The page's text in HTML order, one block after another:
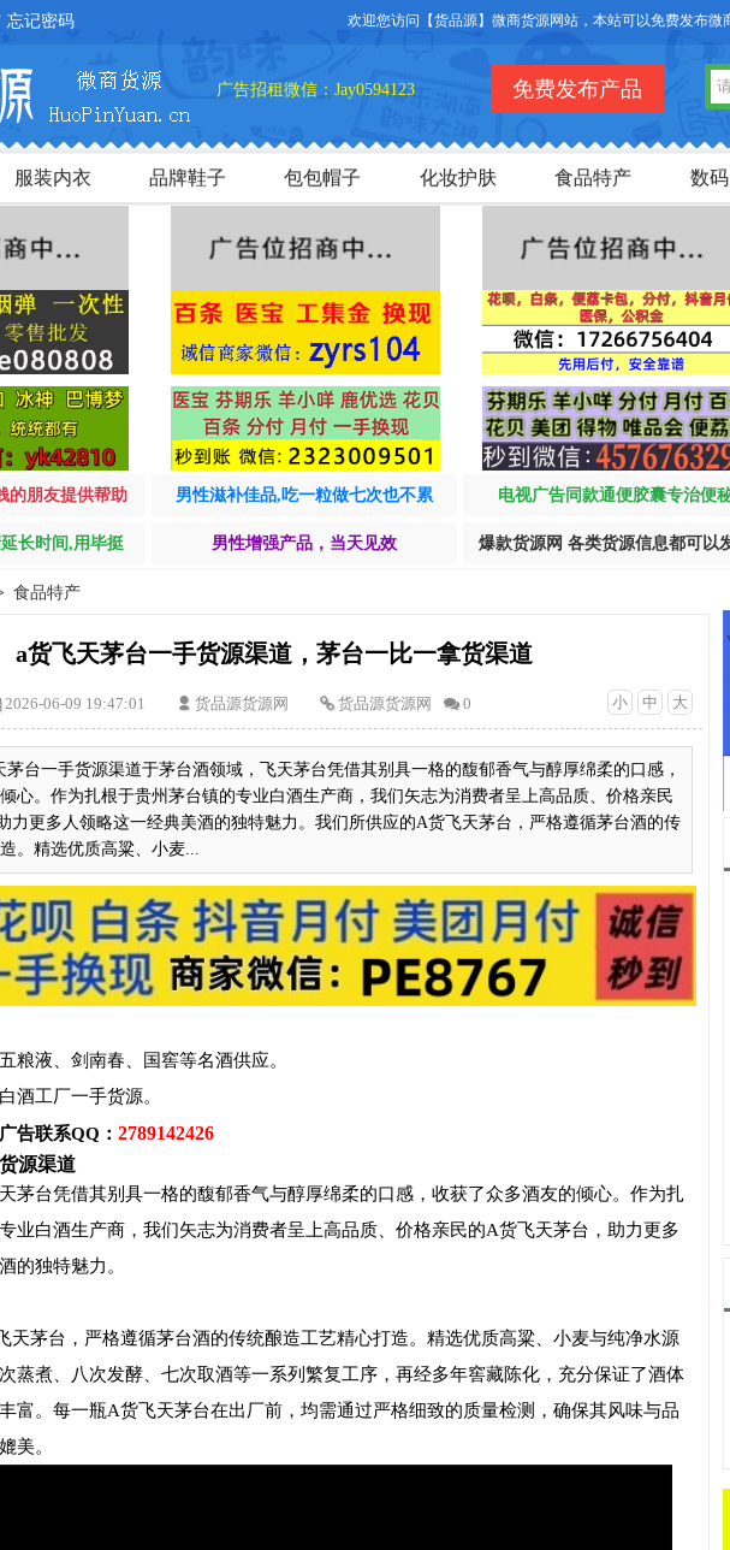
忘记密码 欢迎您访问【货品源】微商货源网站，本站可以免费发布微商货
广告招租微信：Jay0594123 免费发布产品
服装内衣 品牌鞋子 包包帽子 化妆护肤 食品特产 数
的朋友提供帮助 男性滋补佳品,吃一粒做七次也不累 电视广告同款通便胶囊专治便
长时间,用毕挺 男性增强产品，当天见效 爆款货源网 各类货源信息都可以
食品特产
a货飞天茅台一手货源渠道，茅台一比一拿货渠道
小 中 大
2026-06-09 19:47:01 货品源货源网 货品源货源网 0
茅台一手货源渠道于茅台酒领域，飞天茅台凭借其别具一格的馥郁香气与醇厚绵柔的口感，
心。作为扎根于贵州茅台镇的专业白酒生产商，我们矢志为消费者呈上高品质、价格亲民
力更多人领略这一经典美酒的独特魅力。我们所供应的A货飞天茅台，严格遵循茅台酒的传
。精选优质高粱、小麦...
粮液、剑南春、国窖等名酒供应。
酒工厂一手货源。
广告联系QQ： 2789142426
源渠道
茅台凭借其别具一格的馥郁香气与醇厚绵柔的口感，收获了众多酒友的倾心。作为扎
业白酒生产商，我们矢志为消费者呈上高品质、价格亲民的A货飞天茅台，助力更多
的独特魅力。
天茅台，严格遵循茅台酒的传统酿造工艺精心打造。精选优质高粱、小麦与纯净水源
蒸煮、八次发酵、七次取酒等一系列繁复工序，再经多年窖藏陈化，充分保证了酒体
富。每一瓶A货飞天茅台在出厂前，均需通过严格细致的质量检测，确保其风味与品
美。